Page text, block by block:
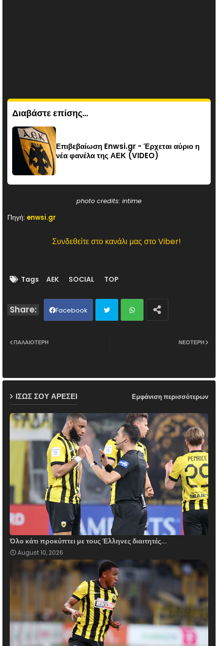
Διαβάστε επίσης...
Επιβεβαίωση Enwsi.gr - Έρχεται αύριο η
νέα φανέλα της ΑΕΚ (VIDEO)
photo credits: intime
Πηγή: enwsi.gr
Συνδεθείτε στο κανάλι μας στο Viber!
Tags AEK SOCIAL TOP
Facebook
ap
p
ΝΕΌΤΕΡΗ
ΠΑΛΑΙΌΤΕΡΗ
ΙΣΩΣ ΣΟΥ ΑΡΕΣΕΙ Εμφάνιση περισσότερων
Όλο κάτι προκύπτει με τους Έλληνες διαιτητές...
August 10, 2026